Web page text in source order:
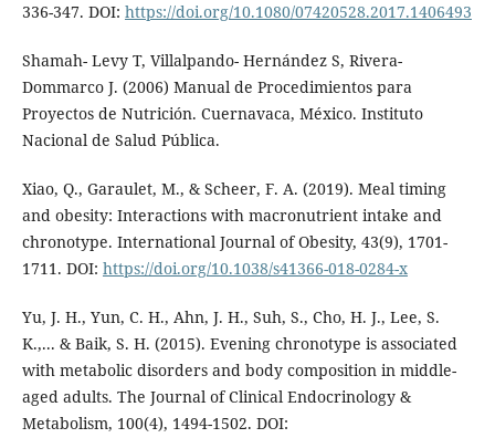
336-347. DOI: https://doi.org/10.1080/07420528.2017.1406493
Shamah- Levy T, Villalpando- Hernández S, Rivera-
Dommarco J. (2006) Manual de Procedimientos para
Proyectos de Nutrición. Cuernavaca, México. Instituto
Nacional de Salud Pública.
Xiao, Q., Garaulet, M., & Scheer, F. A. (2019). Meal timing
and obesity: Interactions with macronutrient intake and
chronotype. International Journal of Obesity, 43(9), 1701-
1711. DOI: https://doi.org/10.1038/s41366-018-0284-x
Yu, J. H., Yun, C. H., Ahn, J. H., Suh, S., Cho, H. J., Lee, S.
K.,... & Baik, S. H. (2015). Evening chronotype is associated
with metabolic disorders and body composition in middle-
aged adults. The Journal of Clinical Endocrinology &
Metabolism, 100(4), 1494-1502. DOI: